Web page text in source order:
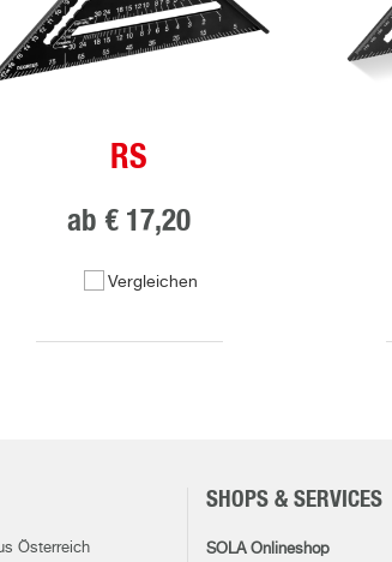
RS
ab€ 17,20
Vergleichen
Österreich
SHOPS & SERVICES
SOLA Onlineshop